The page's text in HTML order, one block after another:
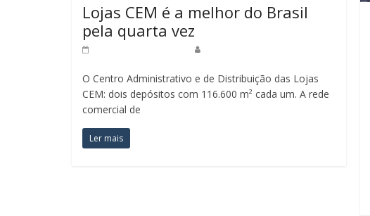
Lojas CEM é a melhor do Brasil
pela quarta vez
O Centro Administrativo e de Distribuição das Lojas
CEM: dois depósitos com 116.600 m² cada um. A rede
comercial de
Ler mais